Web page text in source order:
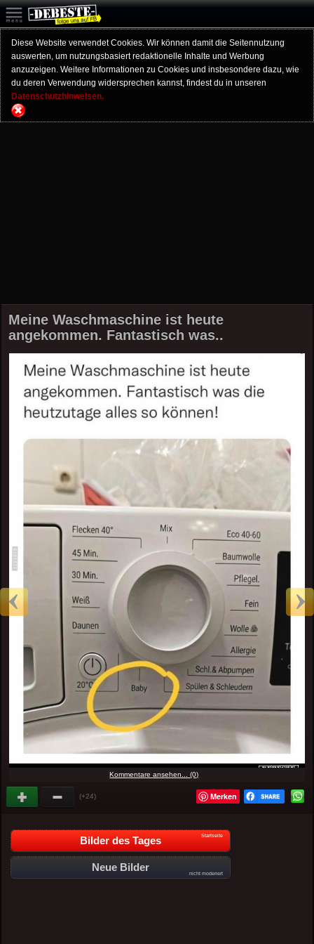
Diese Website verwendet Cookies. Wir können damit die Seitennutzung
auswerten, um nutzungsbasiert redaktionelle Inhalte und Werbung
anzuzeigen. Weitere Informationen zu Cookies und insbesondere dazu, wie
du deren Verwendung widersprechen kannst, findest du in unseren
Datenschutzhinweisen.
Meine Waschmaschine ist heute
angekommen. Fantastisch was..
Kommentare ansehen... (0)
(+24) Merken
Bilder des Tages Startseite
Neue Bilder
nicht moderiert